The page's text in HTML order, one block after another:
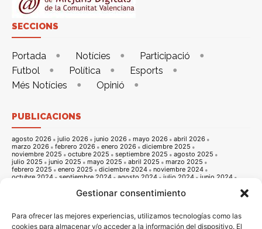
Gestionar consentimiento
Para ofrecer las mejores experiencias, utilizamos tecnologías como las
cookies para almacenar y/o acceder a la información del dispositivo. El
SECCIONS
Portada Notícies
Participació
Futbol
Política
Esports
Més Notícies
Opinió
PUBLICACIONS
agosto 2026 julio 2026 junio 2026 mayo 2026
abril 2026
marzo 2026
febrero 2026 enero 2026
diciembre 2025
noviembre 2025
octubre 2025 septiembre 2025
agosto 2025
julio 2025
junio 2025 mayo 2025 abril 2025
marzo 2025
febrero 2025
enero 2025 diciembre 2024
noviembre 2024
octubre 2024
septiembre 2024 agosto 2024 julio 2024
junio 2024
noviembre 2023 octubre 2023
septiembre 2023
noviembre 2022
octubre 2022 septiembre 2022
agosto 2022
julio 2022
junio 2022 mayo 2022 abril 2022
marzo 2022